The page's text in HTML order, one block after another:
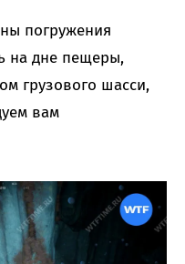
погружения
на дне пещеры,
грузового шасси,
вам